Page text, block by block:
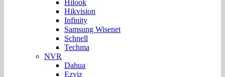
Hilook
Hikvision
Infinity
Samsung Wisenet
Schnell
Techma
NVR
Dahua
Ezviz